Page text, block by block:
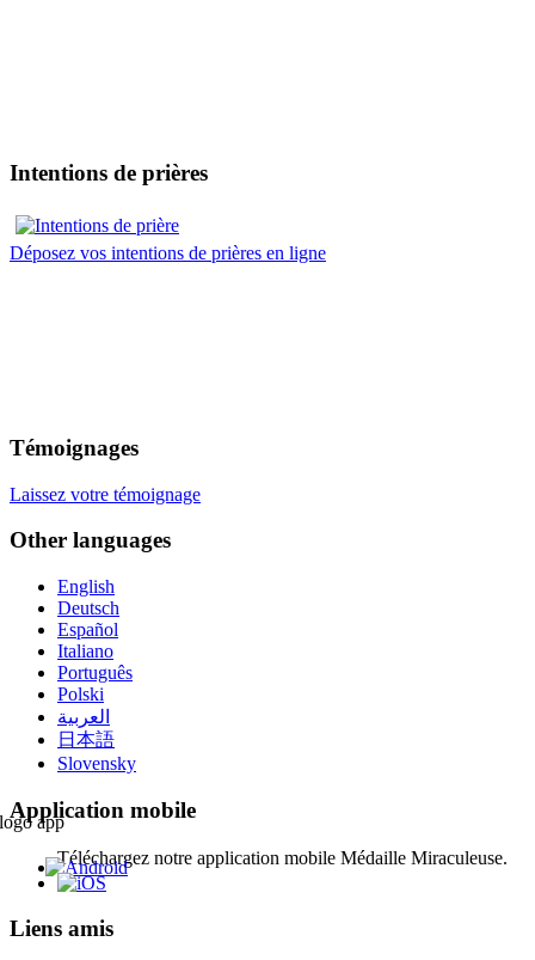
Intentions de prières
Déposez vos intentions de prières en ligne
Témoignages
Laissez votre témoignage
Other languages
English
Deutsch
Español
Italiano
Português
Polski
العربية
日本語
Slovensky
Application mobile
Téléchargez notre application mobile Médaille Miraculeuse.
Liens amis